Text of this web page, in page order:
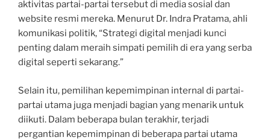
aktivitas partai-partai tersebut di media sosial dan
website resmi mereka. Menurut Dr. Indra Pratama, ahli
komunikasi politik, “Strategi digital menjadi kunci
penting dalam meraih simpati pemilih di era yang serba
digital seperti sekarang.”
Selain itu, pemilihan kepemimpinan internal di partai-
partai utama juga menjadi bagian yang menarik untuk
diikuti. Dalam beberapa bulan terakhir, terjadi
pergantian kepemimpinan di beberapa partai utama